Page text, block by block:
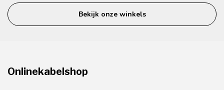
Bekijk onze winkels
Onlinekabelshop